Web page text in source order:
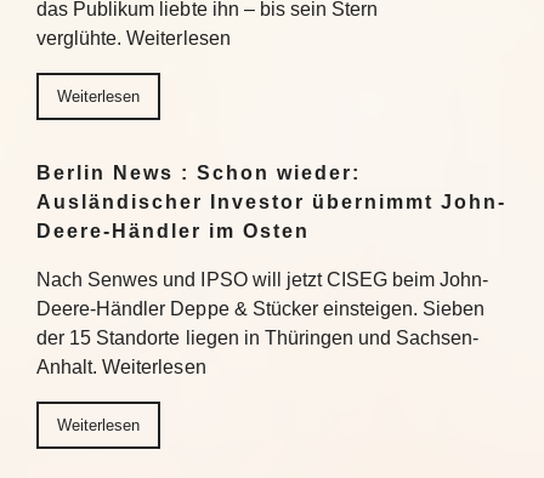
das Publikum liebte ihn – bis sein Stern
verglühte. Weiterlesen
Weiterlesen
Berlin News : Schon wieder:
Ausländischer Investor übernimmt John-
Deere-Händler im Osten
Nach Senwes und IPSO will jetzt CISEG beim John-
Deere-Händler Deppe & Stücker einsteigen. Sieben
der 15 Standorte liegen in Thüringen und Sachsen-
Anhalt. Weiterlesen
Weiterlesen